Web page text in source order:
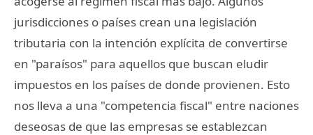
jurisdicciones o países crean una legislación
tributaria con la intención explícita de convertirse
en "paraísos" para aquellos que buscan eludir
impuestos en los países de donde provienen. Esto
nos lleva a una "competencia fiscal" entre naciones
deseosas de que las empresas se establezcan